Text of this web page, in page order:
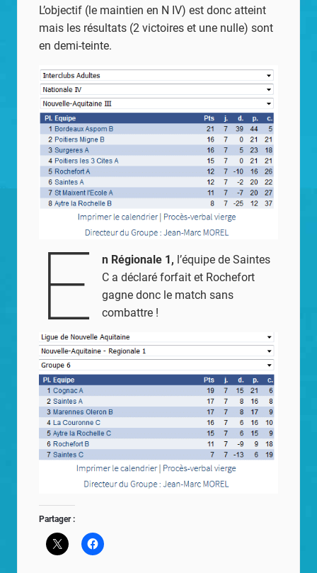
L’objectif (le maintien en N IV) est donc atteint
mais les résultats (2 victoires et une nulle) sont
en demi-teinte.
E n Régionale 1, l’équipe de Saintes
C a déclaré forfait et Rochefort
gagne donc le match sans
combattre !
Partager :